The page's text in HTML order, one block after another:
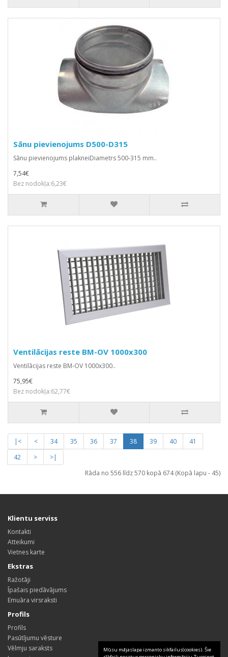
Sānu pievienojums D500-D315
Sānu pievienojums plakneiDiametrs 500-315 mm..
7,54€
Bez nodokļa:6,23€
Ventilācijas reste BM-OV 1000x300
Ventilācijas reste BM-OV 1000x300..
75,95€
Bez nodokļa:62,77€
|< < 34 35 36 37 38 39 40
41
42
>
>|
Rāda no 556 līdz 570 kopā 674 (Kopā lapu - 45)
Klientu serviss
Kontakti
Atteikumi
Vietnes karte
Ekstras
Ražotāji
Īpašais piedāvājums
Emuāra virsraksti
Profils
Profils
Pasūtījumu vēsture
Vēlmju saraksts
Mūsu mājaslapa izmanto sikfailus(cookies). Šie